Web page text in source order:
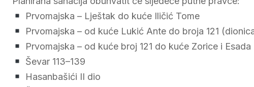
Prvomajska – Lještak do kuće Iličić Tome
Prvomajska – od kuće Lukić Ante do broja 121
Prvomajska – od kuće broj 121 do kuće Zorice i
Ševar 113–139
Hasanbašići II dio